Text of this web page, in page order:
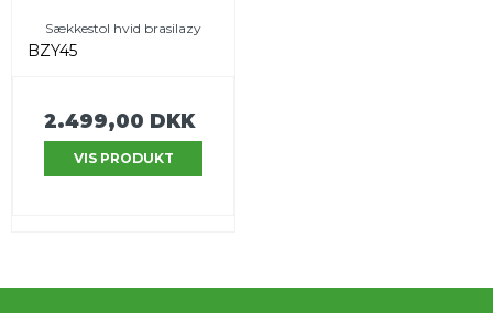
Sækkestol hvid brasilazy
BZY45
2.499,00 DKK
VIS PRODUKT